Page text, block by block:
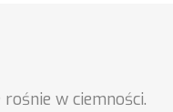
w ciemności.